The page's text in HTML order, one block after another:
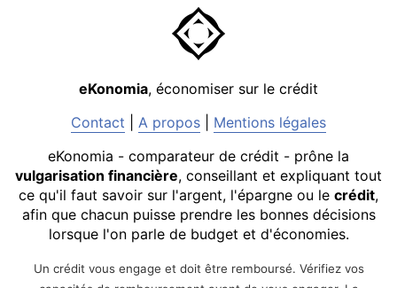
eKonomia, économiser sur le crédit
Contact
A propos
Mentions légales
eKonomia - comparateur de crédit - prône la
vulgarisation financière, conseillant et expliquant tout
ce qu'il faut savoir sur l'argent, l'épargne ou le crédit,
afin que chacun puisse prendre les bonnes décisions
lorsque l'on parle de budget et d'économies.
Un crédit vous engage et doit être remboursé. Vérifiez vos